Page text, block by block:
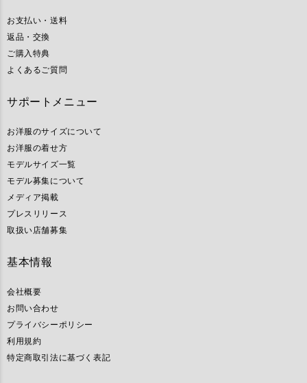
お支払い・送料
返品・交換
ご購入特典
よくあるご質問
サポートメニュー
お洋服のサイズについて
お洋服の着せ方
モデルサイズ一覧
モデル募集について
メディア掲載
プレスリリース
取扱い店舗募集
基本情報
会社概要
お問い合わせ
プライバシーポリシー
利用規約
特定商取引法に基づく表記